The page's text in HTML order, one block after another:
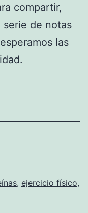
compartir,
serie de notas
las
, ejercicio físico,